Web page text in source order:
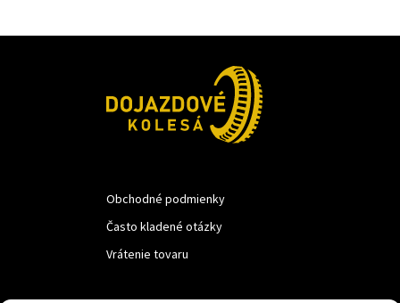
Obchodné podmienky
Často kladené otázky
Vrátenie tovaru